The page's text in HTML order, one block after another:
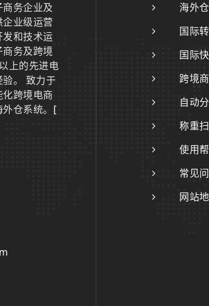
务企业及
业级运营
和技术运
务及跨境
上的先进电
。 致力于
跨境电商
仓系统。 [
海外
国际
国际
跨境
自动
称重
使用
常见
网站